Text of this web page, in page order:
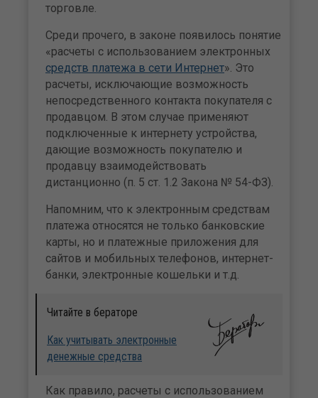
торговле.
Среди прочего, в законе появилось понятие
«расчеты с использованием электронных
средств платежа в сети Интернет». Это
расчеты, исключающие возможность
непосредственного контакта покупателя с
продавцом. В этом случае применяют
подключенные к интернету устройства,
дающие возможность покупателю и
продавцу взаимодействовать
дистанционно (п. 5 ст. 1.2 Закона № 54-ФЗ).
Напомним, что к электронным средствам
платежа относятся не только банковские
карты, но и платежные приложения для
сайтов и мобильных телефонов, интернет-
банки, электронные кошельки и т.д.
Читайте в бераторе
Как учитывать электронные
денежные средства
Как правило, расчеты с использованием